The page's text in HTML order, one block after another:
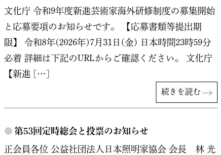
文化庁 令和9年度新進芸術家海外研修制度の募集開始
と応募要項のお知らせです。 【応募書類等提出期
限】 令和8年(2026年)7月31日(金) 日本時間23時59分
必着 詳細は下記のURLからご確認ください。 文化庁
【新進 […]
続きを読む
● 第53回定時総会と投票のお知らせ
正会員各位 公益社団法人日本照明家協会 会長 林 光